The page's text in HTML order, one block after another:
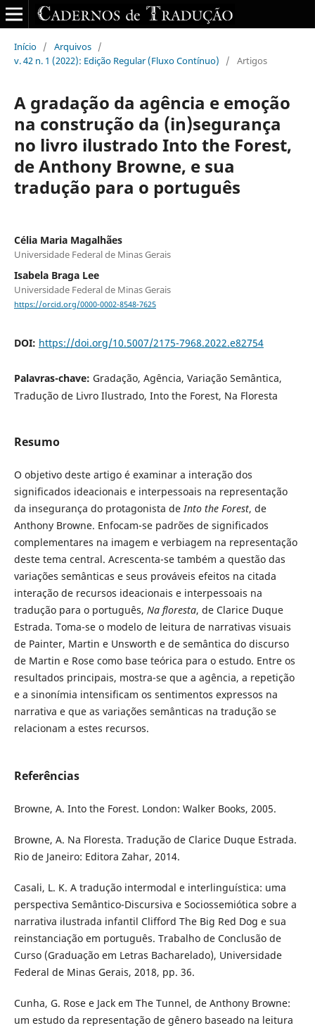
Início / Arquivos /
v. 42 n. 1 (2022): Edição Regular (Fluxo Contínuo)
/ Artigos
A gradação da agência e emoção
na construção da (in)segurança
no livro ilustrado Into the Forest,
de Anthony Browne, e sua
tradução para o português
Célia Maria Magalhães
Universidade Federal de Minas Gerais
Isabela Braga Lee
Universidade Federal de Minas Gerais
https://orcid.org/0000-0002-8548-7625
DOI: https://doi.org/10.5007/2175-7968.2022.e82754
Palavras-chave: Gradação, Agência, Variação Semântica,
Tradução de Livro Ilustrado, Into the Forest, Na Floresta
Resumo
O objetivo deste artigo é examinar a interação dos
significados ideacionais e interpessoais na representação
da insegurança do protagonista deInto the Forest, de
Anthony Browne. Enfocam-se padrões de significados
complementares na imagem e verbiagem na representação
deste tema central. Acrescenta-se também a questão das
variações semânticas e seus prováveis efeitos na citada
interação de recursos ideacionais e interpessoais na
tradução para o português, Na floresta, de Clarice Duque
Estrada. Toma-se o modelo de leitura de narrativas visuais
de Painter, Martin e Unsworth e de semântica do discurso
de Martin e Rose como base teórica para o estudo. Entre os
resultados principais, mostra-se que a agência, a repetição
e a sinonímia intensificam os sentimentos expressos na
narrativa e que as variações semânticas na tradução se
relacionam a estes recursos.
Referências
Browne, A. Into the Forest. London: Walker Books, 2005.
Browne, A. Na Floresta. Tradução de Clarice Duque Estrada.
Rio de Janeiro: Editora Zahar, 2014.
Casali, L. K. A tradução intermodal e interlinguística: uma
perspectiva Semântico-Discursiva e Sociossemiótica sobre a
narrativa ilustrada infantil Clifford The Big Red Dog e sua
reinstanciação em português. Trabalho de Conclusão de
Curso (Graduação em Letras Bacharelado), Universidade
Federal de Minas Gerais, 2018, pp. 36.
Cunha, G. Rose e Jack em The Tunnel, de Anthony Browne:
um estudo da representação de gênero baseado na leitura